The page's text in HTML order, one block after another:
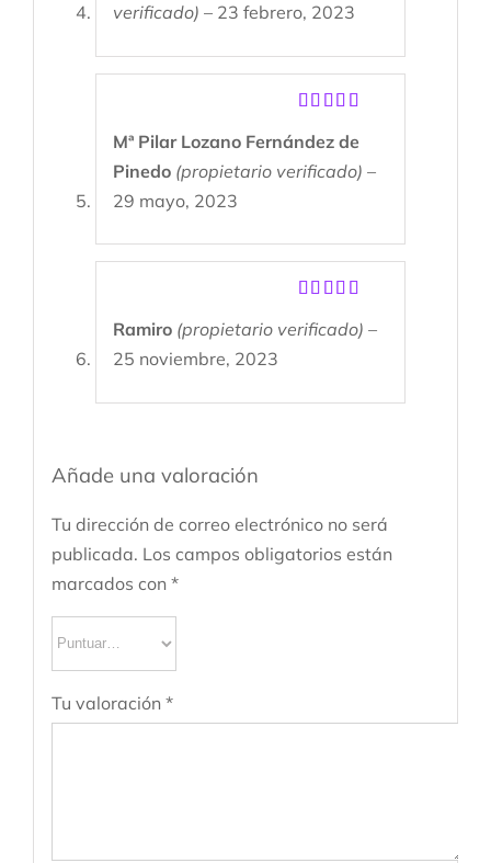
verificado) – 23 febrero, 2023
con5 de 5
Mª Pilar Lozano Fernández de
Pinedo (propietario verificado) –
29 mayo, 2023
con5de 5
Ramiro (propietario verificado) –
25 noviembre, 2023
Añade una valoración
Tu dirección de correo electrónico no será
publicada. Los campos obligatorios están
marcados con *
Tu valoración *